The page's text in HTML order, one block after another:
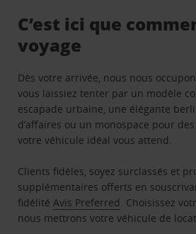
C’est ici que
voyage
Dès votre arrivée, nous nous
vous laissiez tenter par un modèle
escapade urbaine, une élégante
d’affaires ou un monospace pour
votre véhicule idéal vous attend.
Clients fidèles, soyez surclassés et
supplémentaires offerts en
fidélitéAvis Preferred. Choisissez
nous mettrons votre véhicule de